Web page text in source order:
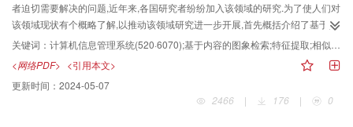
者迫切需要解决的问题,近年来,各国研究者纷纷加入该领域的研究.为了使人们对
该领域现状有个概略了解,以推动该领域研究进一步开展,首先概括介绍了基于内
容图象检索的产生、发展及其关键技术;然后介绍了特征提取(包括低层特征和语
义特征)及其相似性计算、相关反馈等的原理及算法;最后指出了基于内容的图象
检索技术与计算机视觉技术的区别所在,并对目前存在的问题和应着重的研究内
容以及发展方向进行了分析.
关键词： 计算机信息管理系统(520·6070);基于内容的图象检索;特征提取;相似性计算;相关反馈
<网络PDF> <引用本文>
更新时间： 2024-05-07
2466
| 176 | 0